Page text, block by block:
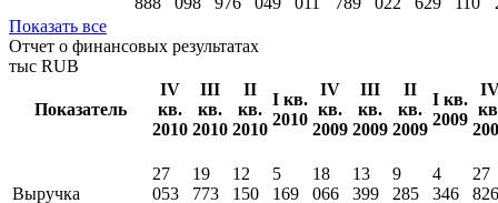
013
211
789
453
525
221
744
928
412
Краткосрочные
обязательства
15
888
15
911
098
14
976
11
049
789
022
629
Показать все
Отчет о финансовых результатах
IV
кв.
III
кв.
II
кв.
I кв.
2010
IV
кв.
III
кв.
кв.
I кв.
2009